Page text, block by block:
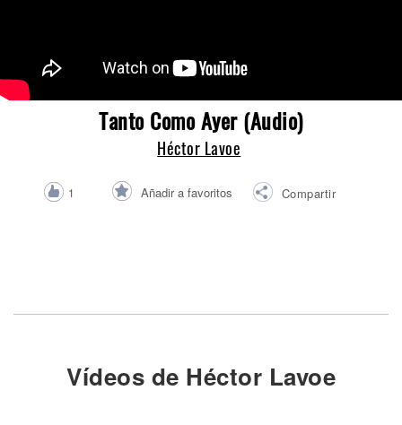
Tanto Como Ayer (Audio)
Héctor Lavoe
1 Añadir a favoritos Compartir
Vídeos de Héctor Lavoe